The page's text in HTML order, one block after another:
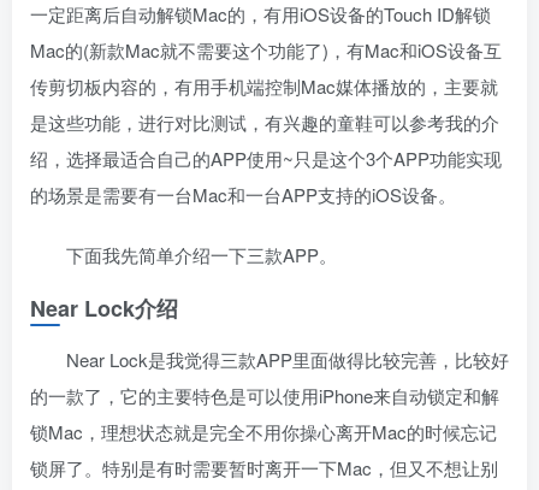
一定距离后自动解锁Mac的，有用iOS设备的Touch ID解锁
Mac的(新款Mac就不需要这个功能了)，有Mac和iOS设备互
传剪切板内容的，有用手机端控制Mac媒体播放的，主要就
是这些功能，进行对比测试，有兴趣的童鞋可以参考我的介
绍，选择最适合自己的APP使用~只是这个3个APP功能实现
的场景是需要有一台Mac和一台APP支持的iOS设备。
下面我先简单介绍一下三款APP。
Near Lock介绍
Near Lock是我觉得三款APP里面做得比较完善，比较好
的一款了，它的主要特色是可以使用iPhone来自动锁定和解
锁Mac，理想状态就是完全不用你操心离开Mac的时候忘记
锁屏了。特别是有时需要暂时离开一下Mac，但又不想让别